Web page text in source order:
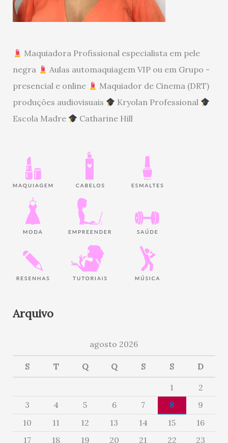
Maquiadora Profissional especialista em pele
negra
Aulas automaquiagem VIP ou em Grupo -
presencial e online
Maquiador de Cinema (DRT)
produções audiovisuais
Kryolan Professional
Escola Madre
Catharine Hill
Arquivo
agosto 2026
S T Q Q S S D
1
2
3
4 5 6 7 8
9
10
11 12 13 14 15
16
17
18 19 20 21 22
23